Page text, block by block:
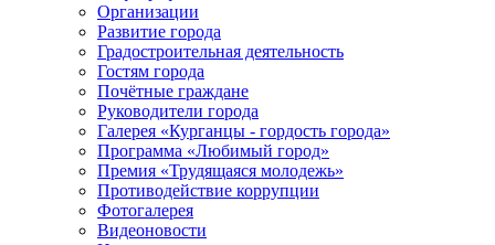
Организации
Развитие города
Градостроительная деятельность
Гостям города
Почётные граждане
Руководители города
Галерея «Курганцы - гордость города»
Программа «Любимый город»
Премия «Трудящаяся молодежь»
Противодействие коррупции
Фотогалерея
Видеоновости